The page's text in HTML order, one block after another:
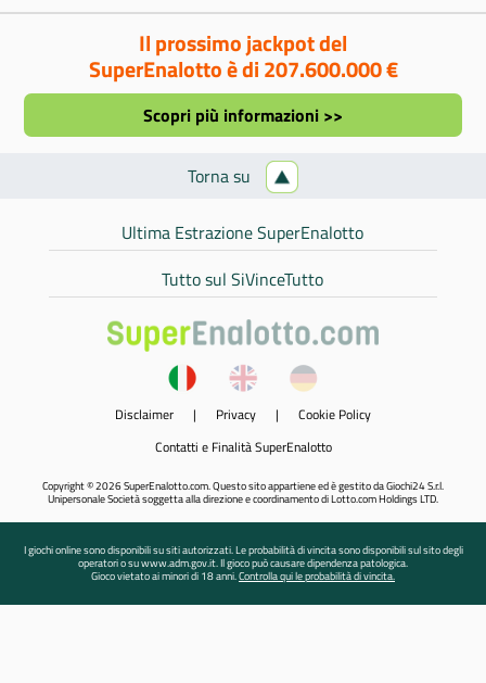
Il prossimo jackpot del
SuperEnalotto è di 207.600.000 €
Scopri più informazioni >>
Torna su
Ultima Estrazione SuperEnalotto
Tutto sul SiVinceTutto
Disclaimer | Privacy | Cookie Policy
Contatti e Finalità SuperEnalotto
Copyright © 2026 SuperEnalotto.com. Questo sito appartiene ed è gestito da Giochi24 S.r.l.
Unipersonale Società soggetta alla direzione e coordinamento di Lotto.com Holdings LTD.
I giochi online sono disponibili su siti autorizzati. Le probabilità di vincita sono disponibili sul sito degli
operatori o su www.adm.gov.it. Il gioco può causare dipendenza patologica.
Gioco vietato ai minori di 18 anni.Controlla qui le probabilità di vincita.